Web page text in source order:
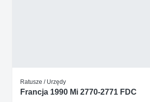
Ratusze / Urzędy
Francja 1990 Mi 2770-2771 FDC